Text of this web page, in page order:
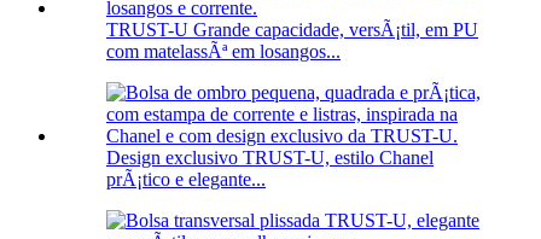
TRUST-U Grande capacidade, versÃ¡til, em PU
com matelassÃª em losangos...
Design exclusivo TRUST-U, estilo Chanel
prÃ¡tico e elegante...